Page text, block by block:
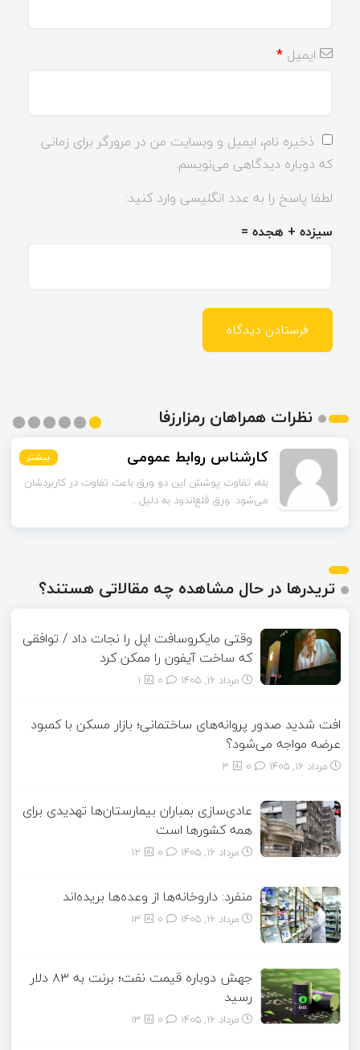
ایمیل *
ذخیره نام، ایمیل و وبسایت من در مرورگر برای زمانی
که دوباره دیدگاهی می‌نویسم.
لطفا پاسخ را به عدد انگلیسی وارد کنید:
سیزده + هجده =
نظرات همراهان رمزارزفا
بیشتر اسماعیل زاده بیشتر
تا قبل از خوندن این مقاله فکر می‌کردم ورق قلع‌اندود
همون ورق گالوانیزه است. تفاو...
بیشتر
بیشتر
بیشتر
بیشتر
تریدرها در حال مشاهده چه مقالاتی هستند؟
وقتی مایکروسافت اپل را نجات داد / توافقی
که ساخت آیفون را ممکن کرد
مرداد ۱۶, ۱۴۰۵ 1
افت شدید صدور پروانه‌های ساختمانی؛ بازار مسکن با کمبود
عرضه مواجه می‌شود؟
مرداد ۱۶, ۱۴۰۵ 3
عادی‌سازی بمباران بیمارستان‌ها تهدیدی برای
همه کشورها است
مرداد ۱۶, ۱۴۰۵ 12
منفرد: داروخانه‌ها از وعده‌ها بریده‌اند
مرداد ۱۶, ۱۴۰۵ 13
جهش دوباره قیمت نفت؛ برنت به ۸۳ دلار
رسید
مرداد ۱۶, ۱۴۰۵ 13